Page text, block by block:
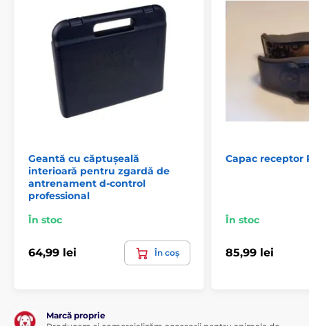
Accesorii
Geantă cu căptușeală
interioară pentru zgardă de
antrenament d-control
professional
În stoc
64,99 lei În coș
Capac receptor
În stoc
85,99 lei
Marcă proprie